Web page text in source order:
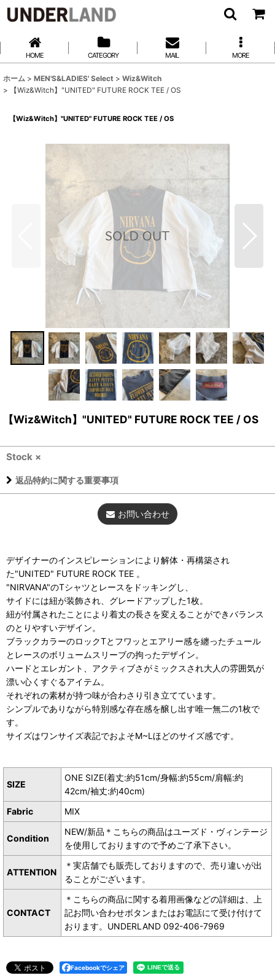
HOME CATEGORY MAIL MORE
ホーム > MEN'S&LADIES' Select > Wiz&Witch
>
【Wiz&Witch】"UNITED" FUTURE ROCK TEE / OS
【Wiz&Witch】"UNITED" FUTURE ROCK TEE / OS
【Wiz&Witch】"UNITED" FUTURE ROCK TEE / OS
Stock ×
返品特約に関する重要事項
お問い合わせ
デザイナーのインスピレーションにより解体・再構築され
た"UNITED" FUTURE ROCK TEE 。
"NIRVANA"のTシャツとレースをドッキングし、
サイドには紐が装飾され、グレードアップした1枚。
紐が付属されたことにより着丈の長さを変えることができバランス
のとりやすいデザイン。
ブラックカラーのロックTとフワッとエアリー感を纏ったチュール
とレースのボリュームスリーブの拘ったデザイン。
ハードとエレガント、アクティブさがミックスされ大人の雰囲気が
漂い心くすぐるアイテム。
それぞれの素材が持つ味が合わさり引き立てています。
シンプルでありながら特別感な存在感を醸し出す唯一無二の1枚で
す。
サイズはワンサイズ表記でおよそM~Lほどのサイズ感です。
SIZE
ONE SIZE(着丈:約51cm/身幅:約55cm/肩幅:約
42cm/袖丈:約40cm)
Fabric
MIX
Condition
NEW/新品＊こちらの商品はユーズド・ヴィンテージ
を使用しておりますので予めご了承下さい。
ATTENTION
＊実店舗でも販売しておりますので、売り違いが出
ることがございます。
CONTACT
＊こちらの商品に関する着用画像などの詳細は、上
記お問い合わせボタンまたはお電話にて受け付けて
おります。UNDERLAND 092-406-7969
Facebookでシェア